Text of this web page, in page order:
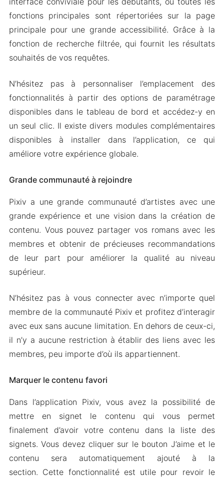
fonctions principales sont répertoriées sur la page
principale pour une grande accessibilité. Grâce à la
fonction de recherche filtrée, qui fournit les résultats
souhaités de vos requêtes.
N’hésitez pas à personnaliser l’emplacement des
fonctionnalités à partir des options de paramétrage
disponibles dans le tableau de bord et accédez-y en
un seul clic. Il existe divers modules complémentaires
disponibles à installer dans l’application, ce qui
améliore votre expérience globale.
Grande communauté à rejoindre
Pixiv a une grande communauté d’artistes avec une
grande expérience et une vision dans la création de
contenu. Vous pouvez partager vos romans avec les
membres et obtenir de précieuses recommandations
de leur part pour améliorer la qualité au niveau
supérieur.
N’hésitez pas à vous connecter avec n’importe quel
membre de la communauté Pixiv et profitez d’interagir
avec eux sans aucune limitation. En dehors de ceux-ci,
il n’y a aucune restriction à établir des liens avec les
membres, peu importe d’où ils appartiennent.
Marquer le contenu favori
Dans l’application Pixiv, vous avez la possibilité de
mettre en signet le contenu qui vous permet
finalement d’avoir votre contenu dans la liste des
signets. Vous devez cliquer sur le bouton J’aime et le
contenu sera automatiquement ajouté à la
section. Cette fonctionnalité est utile pour revoir le